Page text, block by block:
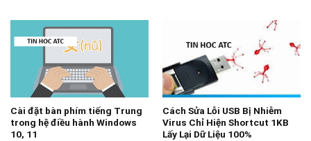
Cài đặt bàn phím tiếng Trung
trong hệ điều hành Windows
10, 11
Cách Sửa Lỗi USB Bị Nhiễm
Virus Chỉ Hiện Shortcut 1KB
Lấy Lại Dữ Liệu 100%